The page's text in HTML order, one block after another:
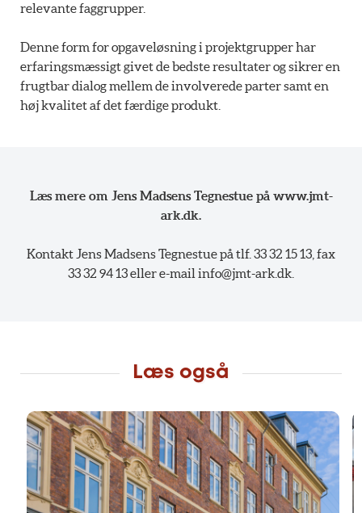
relevante faggrupper.
Denne form for opgaveløsning i projektgrupper har
erfaringsmæssigt givet de bedste resultater og sikrer en
frugtbar dialog mellem de involverede parter samt en
høj kvalitet af det færdige produkt.
Læs mere om Jens Madsens Tegnestue på www.jmt-
ark.dk.
Kontakt Jens Madsens Tegnestue på tlf. 33 32 15 13, fax
33 32 94 13 eller e-mail info@jmt-ark.dk.
Læs også